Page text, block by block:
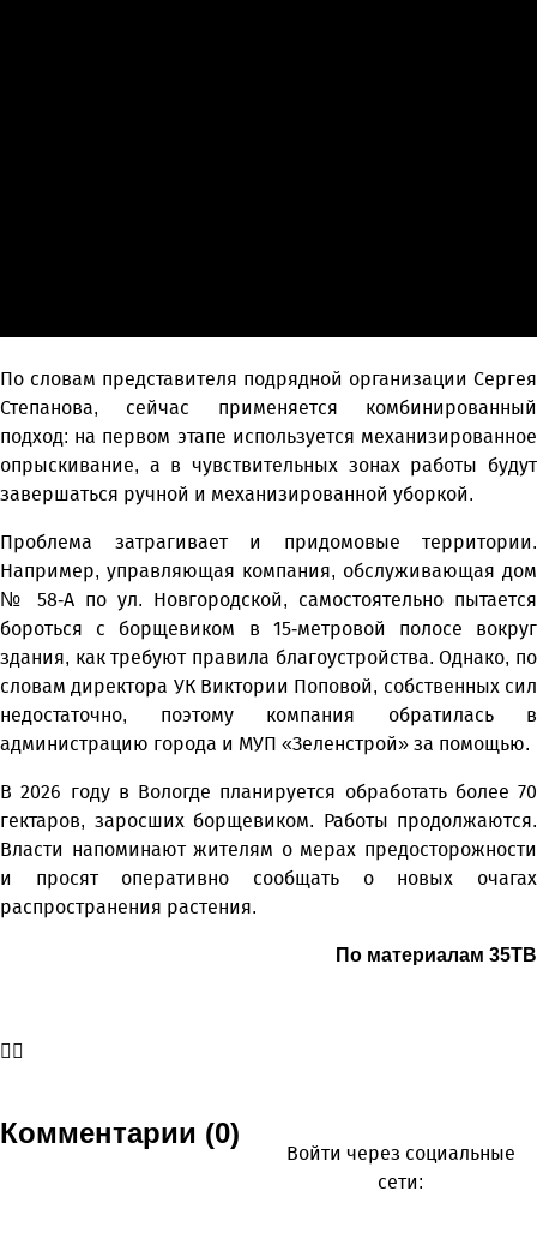
По словам представителя подрядной организации Сергея
Степанова, сейчас применяется комбинированный
подход: на первом этапе используется механизированное
опрыскивание, а в чувствительных зонах работы будут
завершаться ручной и механизированной уборкой.
Проблема затрагивает и придомовые территории.
Например, управляющая компания, обслуживающая дом
№ 58-А по ул. Новгородской, самостоятельно пытается
бороться с борщевиком в 15-метровой полосе вокруг
здания, как требуют правила благоустройства. Однако, по
словам директора УК Виктории Поповой, собственных сил
недостаточно, поэтому компания обратилась в
администрацию города и МУП «Зеленстрой» за помощью.
В 2026 году в Вологде планируется обработать более 70
гектаров, заросших борщевиком. Работы продолжаются.
Власти напоминают жителям о мерах предосторожности
и просят оперативно сообщать о новых очагах
распространения растения.
По материалам 35ТВ
Комментарии (0)
Войти через социальные
сети: